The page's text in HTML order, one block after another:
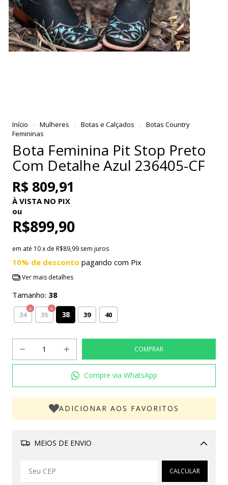
Início Mulheres Botas e Calçados
Botas Country
Femininas
Bota Feminina Pit Stop Preto
Com Detalhe Azul 236405-CF
R$ 809,91
À VISTA NO PIX
ou
R$899,90
em até 10x de R$89,99 sem juros
10% de desconto pagando com Pix
Ver mais detalhes
Tamanho: 38
34 35 38 39 40
Compre via WhatsApp
ADICIONAR AOS FAVORITOS
MEIOS DE ENVIO
Alterar CEP
CALCULAR